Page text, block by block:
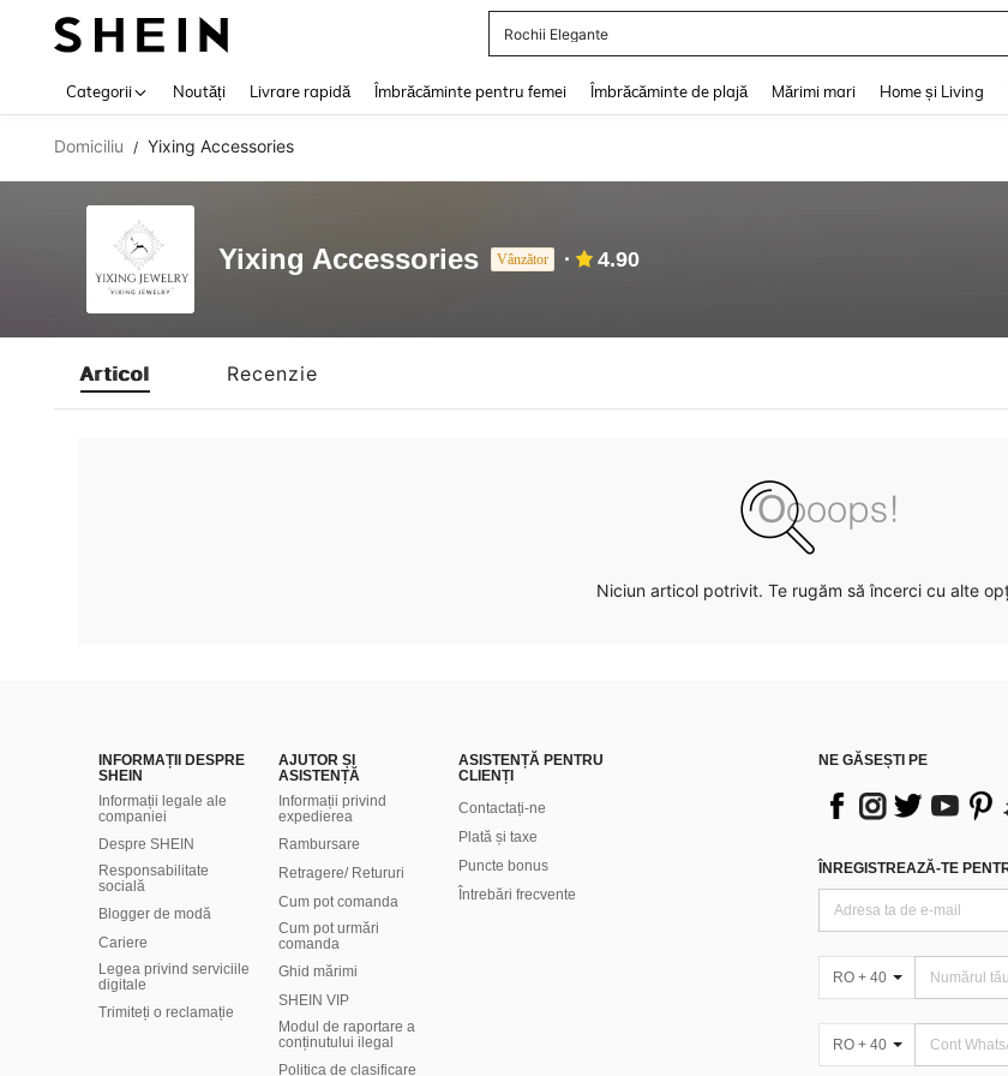
Rochii Elegante
Categorii Noutăți Livrare rapidă Îmbrăcăminte pentru femei Îmbrăcăminte de plajă Mărimi mari Home și Living
Domiciliu / Yixing Accessories
Yixing Accessories Vânzător 4.90
Articol Recenzie
Niciun articol potrivit. Te rugăm să încerci cu alte
INFORMAȚII DESPRE
SHEIN
Informații legale ale
companiei
Despre SHEIN
Responsabilitate
socială
Blogger de modă
Cariere
Legea privind serviciile
digitale
Trimiteți o reclamație
AJUTOR ȘI
ASISTENȚĂ
Informații privind
expedierea
Rambursare
Retragere/ Retururi
Cum pot comanda
Cum pot urmări
comanda
Ghid mărimi
SHEIN VIP
Modul de raportare a
conținutului ilegal
Politica de clasificare
ASISTENȚĂ PENTRU
CLIENȚI
Contactați-ne
Plată și taxe
Puncte bonus
Întrebări frecvente
NE GĂSEȘTI PE
ÎNREGISTREAZĂ-TE
RO + 40
RO + 40